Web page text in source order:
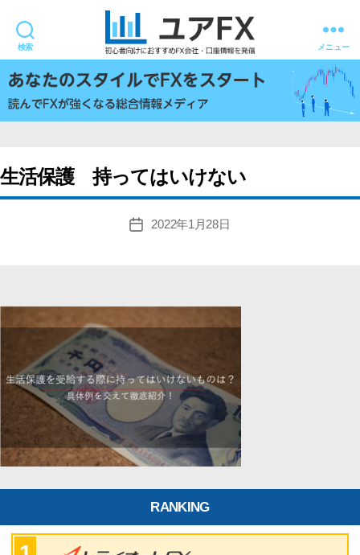
検索
ユ
ア
FX
メニュー
生活保護 持ってはいけない
投
2022年1月28日
RANKING